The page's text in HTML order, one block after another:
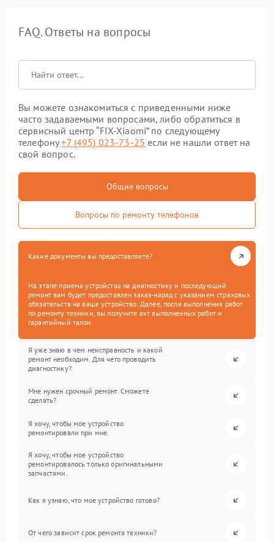
FAQ. Ответы на вопросы
Вы можете ознакомиться с приведенными ниже
часто задаваемыми вопросами, либо обратиться в
сервисный центр “FIX-Xiaomi” по следующему
телефону+7 (495) 023-73-25 если не нашли ответ на
свой вопрос.
Общие вопросы
Вопросы по ремонту телефонов
Какие документы вы предоставляете?
На этапе приема устройства на диагностику и последующий
ремонт вам будет предоставлен заказ-наряд с указанием страховых
обязательств на ваше устройство. Далее, после выполнения работ
по ремонту техники, вы получите акт выполненных работ и
гарантийный талон.
Я уже знаю в чем неисправность и какой
ремонт необходим. Для чего проводить
диагностику?
Мне нужен срочный ремонт. Сможете
сделать?
Я хочу, чтобы мое устройство
ремонтировали при мне.
Я хочу, чтобы мое устройство
ремонтировалось только оригинальными
запчастями.
Как я узнаю, что мое устройство готово?
От чего зависит срок ремонта техники?